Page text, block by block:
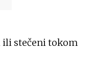
ili stečeni tokom